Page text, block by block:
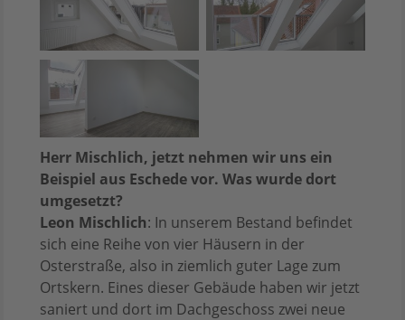
Herr Mischlich, jetzt nehmen wir uns ein
Beispiel aus Eschede vor. Was wurde dort
umgesetzt?
Leon Mischlich: In unserem Bestand befindet
sich eine Reihe von vier Häusern in der
Osterstraße, also in ziemlich guter Lage zum
Ortskern. Eines dieser Gebäude haben wir jetzt
saniert und dort im Dachgeschoss zwei neue